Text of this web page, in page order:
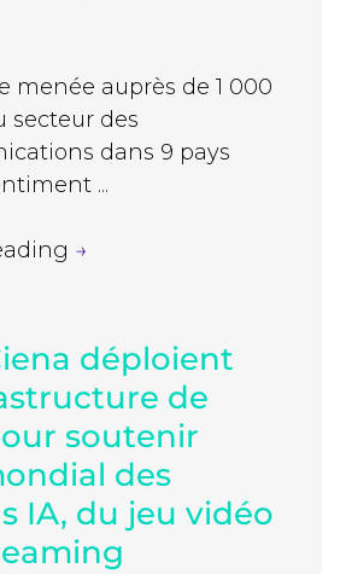
menée auprès de 1 000
secteur des
dans 9 pays
...
→
déploient
de
soutenir
des
IA, du jeu vidéo